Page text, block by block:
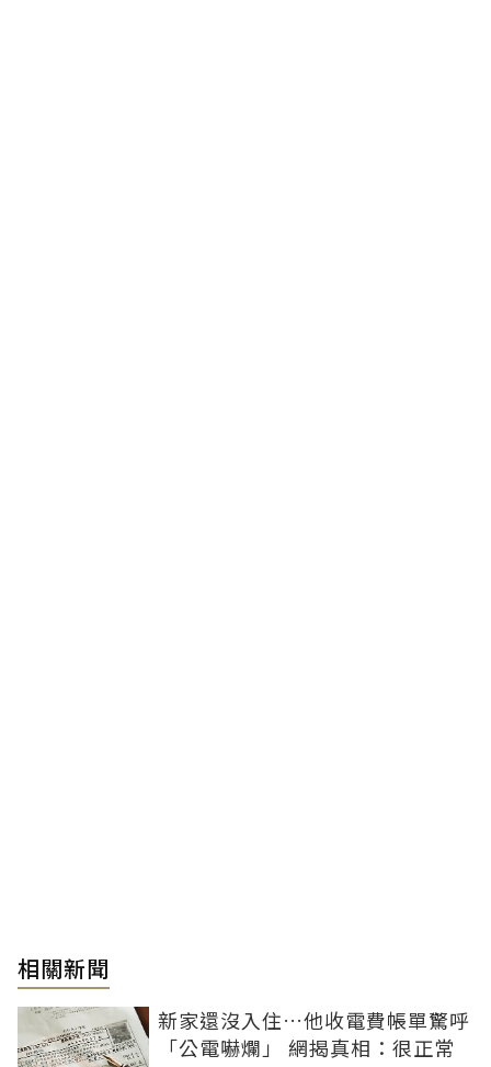
相關新聞
新家還沒入住…他收電費帳單驚呼
「公電嚇爛」 網揭真相：很正常